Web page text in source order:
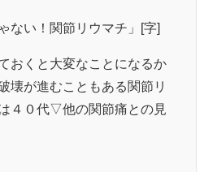
ない！関節リウマチ」[字]
おくと大変なことになるか
が進むこともある関節リ
４０代▽他の関節痛との見